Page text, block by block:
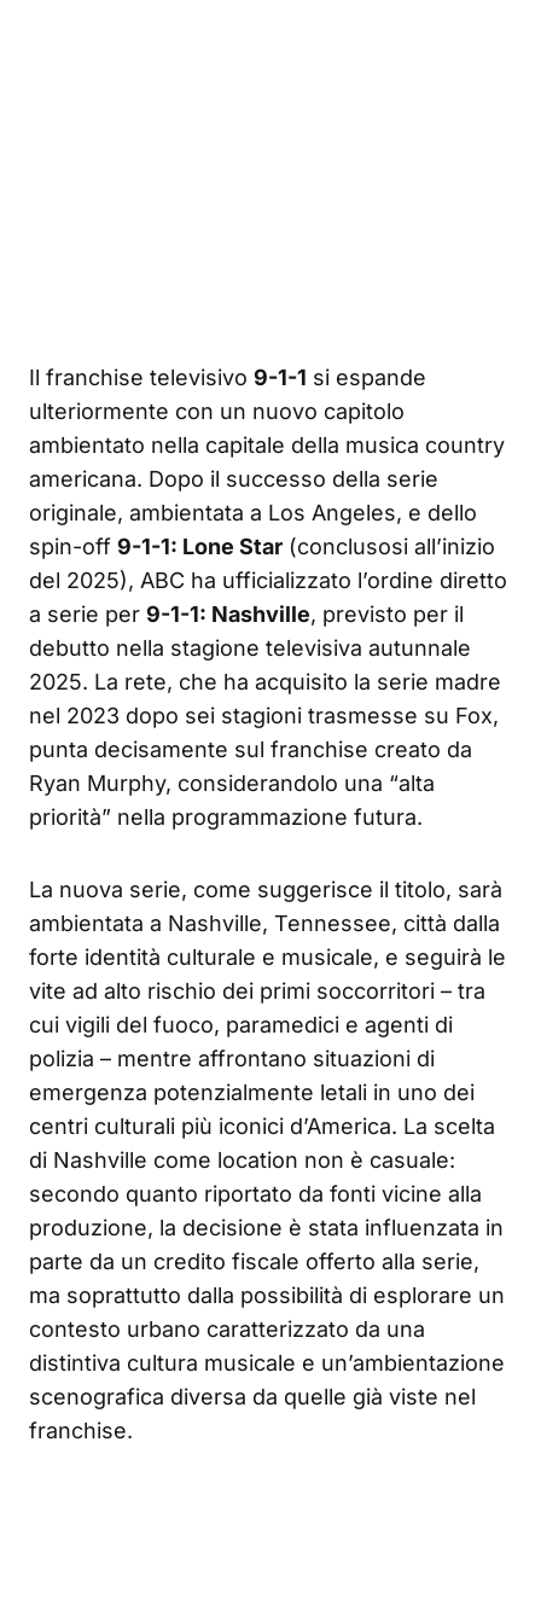
Il franchise televisivo 9-1-1 si espande
ulteriormente con un nuovo capitolo
ambientato nella capitale della musica country
americana. Dopo il successo della serie
originale, ambientata a Los Angeles, e dello
spin-off 9-1-1: Lone Star (conclusosi all’inizio
del 2025), ABC ha ufficializzato l’ordine diretto
a serie per 9-1-1: Nashville, previsto per il
debutto nella stagione televisiva autunnale
2025. La rete, che ha acquisito la serie madre
nel 2023 dopo sei stagioni trasmesse su Fox,
punta decisamente sul franchise creato da
Ryan Murphy, considerandolo una “alta
priorità” nella programmazione futura.
La nuova serie, come suggerisce il titolo, sarà
ambientata a Nashville, Tennessee, città dalla
forte identità culturale e musicale, e seguirà le
vite ad alto rischio dei primi soccorritori – tra
cui vigili del fuoco, paramedici e agenti di
polizia – mentre affrontano situazioni di
emergenza potenzialmente letali in uno dei
centri culturali più iconici d’America. La scelta
di Nashville come location non è casuale:
secondo quanto riportato da fonti vicine alla
produzione, la decisione è stata influenzata in
parte da un credito fiscale offerto alla serie,
ma soprattutto dalla possibilità di esplorare un
contesto urbano caratterizzato da una
distintiva cultura musicale e un’ambientazione
scenografica diversa da quelle già viste nel
franchise.